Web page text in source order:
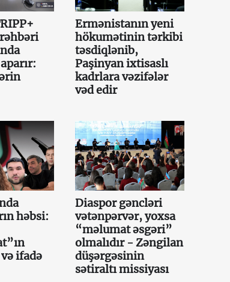
Ermənistanın yeni
hökumətinin tərkibi
təsdiqlənib,
Paşinyan ixtisaslı
kadrlara vəzifələr
vəd edir
həbsi:
ifadə
Diaspor gəncləri
vətənpərvər, yoxsa
“məlumat əsgəri”
olmalıdır - Zəngilan
düşərgəsinin
sətiraltı missiyası